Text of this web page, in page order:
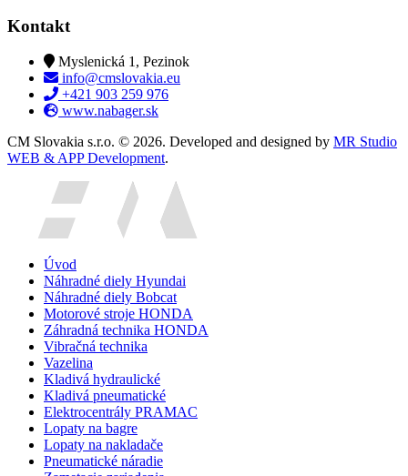
Kontakt
Myslenická 1, Pezinok
info@cmslovakia.eu
+421 903 259 976
www.nabager.sk
CM Slovakia s.r.o. © 2026. Developed and designed by MR Studio
WEB & APP Development.
Úvod
Náhradné diely Hyundai
Náhradné diely Bobcat
Motorové stroje HONDA
Záhradná technika HONDA
Vibračná technika
Vazelina
Kladivá hydraulické
Kladivá pneumatické
Elektrocentrály PRAMAC
Lopaty na bagre
Lopaty na nakladače
Pneumatické náradie